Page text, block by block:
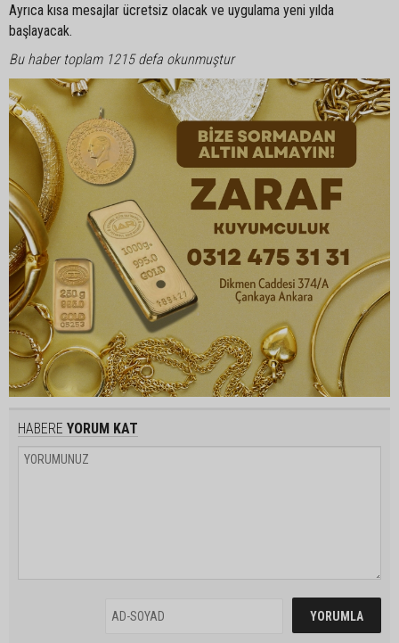
Ayrıca kısa mesajlar ücretsiz olacak ve uygulama yeni yılda
başlayacak.
Bu haber toplam 1215 defa okunmuştur
HABERE YORUM KAT